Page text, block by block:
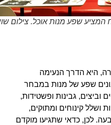
שפע מנות אוכל. צילום שוש
היא הדרך הנעימה
שפע של מנות במבחר
גבינות ופשטידות,
ושלל קינוחים ומתוקים,
לכן, כדאי שתגיעו מוקדם